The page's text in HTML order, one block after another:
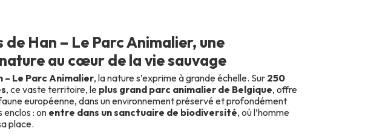
Han – Le Parc Animalier, une
au cœur de la vie sauvage
– Le Parc Animalier, la nature s’exprime à grande échelle. Sur 250
, ce vaste territoire, le plus grand parc animalier de Belgique, offre
européenne, dans un environnement préservé et profondément
enclos : onentre dans un sanctuaire de biodiversité, où l’homme
place.